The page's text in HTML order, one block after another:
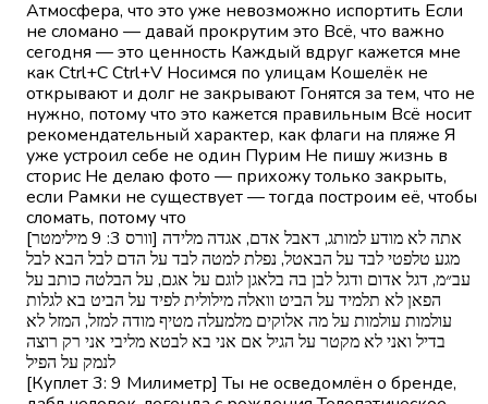
Атмосфера, что это уже невозможно испортить Если
не сломано — давай прокрутим это Всё, что важно
сегодня — это ценность Каждый вдруг кажется мне
как Ctrl+C Ctrl+V Носимся по улицам Кошелёк не
открывают и долг не закрывают Гонятся за тем, что не
нужно, потому что это кажется правильным Всё носит
рекомендательный характер, как флаги на пляже Я
уже устроил себе не один Пурим Не пишу жизнь в
сторис Не делаю фото — прихожу только закрыть,
если Рамки не существует — тогда построим её, чтобы
сломать, потому что
[וורס 3: 9 מילימטר] אתה לא מודע למותג, דאבל אדם, אגדה מלידה
מגע טלפטי לבד על הבאטל, נפלת למטה לבד על הדם לבל הבא לבל
עב״מ, דגל אדום ודגל לבן בה בלאגן לוגם על אגם, על הבלטה כותב על
הפאן לא תלמיד על הביט וואלה מילולית לפיד על הביט בא לגלות
עולמות עולמות על מה אלוקים מלמעלה מטיף מודה למזל, המזל לא
בדיל ואני לא מקטר על הגיל אם אני בא לבטא מליבי אני רק רוצה
לנמק על הפיל
[Куплет 3: 9 Милиметр] Ты не осведомлён о бренде,